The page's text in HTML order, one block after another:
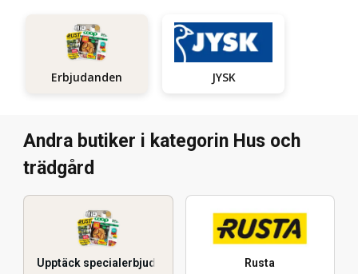
Erbjudanden JYSK
Andra butiker i kategorin Hus och
trädgård
Upptäck specialerbjudanden Rusta